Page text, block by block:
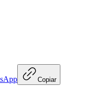
Copiar